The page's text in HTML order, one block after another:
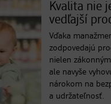
Kvalita nie
vedľajší
Vďaka
zodpovedajú
nielen
ale navyše
nárokom na
a udržateľnosť.